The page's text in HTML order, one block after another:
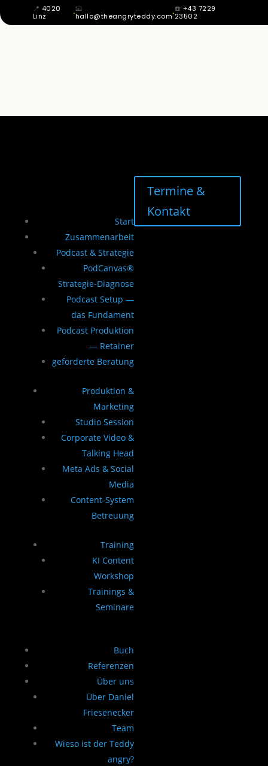
📍 4020
Linz
·📧
hallo@theangryteddy.com·☎️ +43 7229
23502
Start
Zusammenarbeit
Podcast & Strategie
PodCanvas®
Strategie-Diagnose
Podcast Setup —
das Fundament
Podcast Produktion
— Retainer
geförderte Beratung
Produktion &
Marketing
Studio Session
Corporate Video &
Talking Head
Meta Ads & Social
Media
Content-System
Betreuung
Training
KI Content
Workshop
Trainings &
Seminare
Buch
Referenzen
Über uns
Über Daniel
Friesenecker
Team
Wieso ist der Teddy
angry?
Termine &
Kontakt